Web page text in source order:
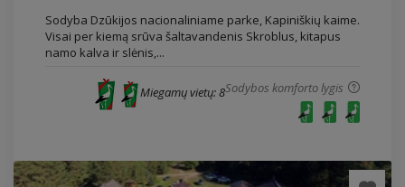
Sodyba Dzūkijos nacionaliniame parke, Kapiniškių kaime.
Visai per kiemą srūva šaltavandenis Skroblus, kitapus
namo kalva ir slėnis,...
Sodybos komforto lygis
Miegamų vietų: 8